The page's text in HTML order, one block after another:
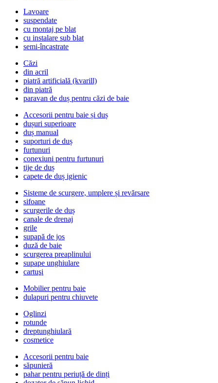
Lavoare
suspendate
cu montaj pe blat
cu instalare sub blat
semi-încastrate
Căzi
din acril
piatră artificială (kvarill)
din piatră
paravan de duș pentru căzi de baie
Accesorii pentru baie și duș
dușuri superioare
duș manual
suporturi de duș
furtunuri
conexiuni pentru furtunuri
tije de duș
capete de duș igienic
Sisteme de scurgere, umplere și revărsare
sifoane
scurgerile de duș
canale de drenaj
grile
supapă de jos
duză de baie
scurgerea preaplinului
supape unghiulare
cartuşi
Mobilier pentru baie
dulapuri pentru chiuvete
Oglinzi
rotunde
dreptunghiulară
cosmetice
Accesorii pentru baie
săpunieră
pahar pentru periuță de dinți